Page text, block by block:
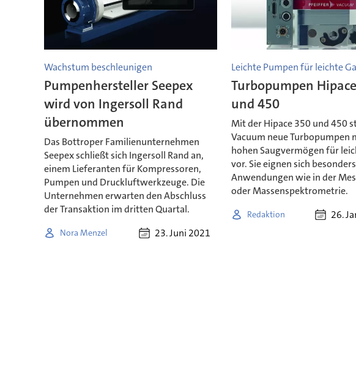
Wachstum beschleunigen
Pumpenhersteller Seepex
wird von Ingersoll Rand
übernommen
Das Bottroper Familienunternehmen
Seepex schließt sich Ingersoll Rand an,
einem Lieferanten für Kompressoren,
Pumpen und Druckluftwerkzeuge. Die
Unternehmen erwarten den Abschluss
der Transaktion im dritten Quartal.
Nora Menzel 23. Juni 2021
Leichte Pumpen für leichte
Turbopumpen
und 450
Mit der Hipace 350 und 450
Vacuum neue Turbopumpen
hohen Saugvermögen für
vor. Sie eignen sich
Anwendungen wie in der
oder Massenspektrometrie.
Redaktion 26.